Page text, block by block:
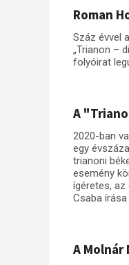
Roman
Száz évvel
„Trianon –
folyóirat
A
2020-ban
egy
trianoni
esemény
ígéretes, az
Csaba
A